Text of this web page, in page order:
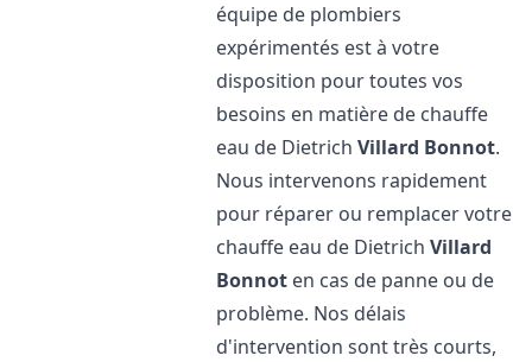
équipe de plombiers
expérimentés est à votre
disposition pour toutes vos
besoins en matière de chauffe
eau de DietrichVillard Bonnot.
Nous intervenons rapidement
pour réparer ou remplacer votre
chauffe eau de DietrichVillard
Bonnot en cas de panne ou de
problème. Nos délais
d'intervention sont très courts,